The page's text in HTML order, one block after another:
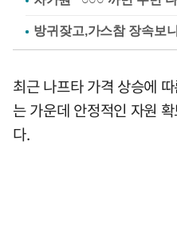
최근 나프타 가격 상승에
는 가운데 안정적인 자원
다.